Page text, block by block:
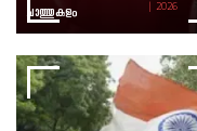
ചാത്തുകുളം
| 2026